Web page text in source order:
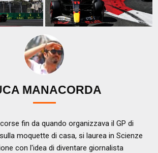
MANACORDA
fin da quando organizzava il GP di
moquette di casa, si laurea in Scienze
con l'idea di diventare giornalista